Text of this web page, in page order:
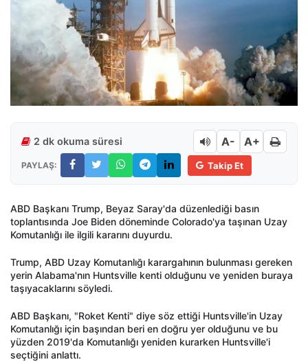
2 dk okuma süresi A- A+
PAYLAŞ: Takip Et
ABD Başkanı Trump, Beyaz Saray'da düzenlediği basın
toplantısında Joe Biden döneminde Colorado'ya taşınan Uzay
Komutanlığı ile ilgili kararını duyurdu.
Trump, ABD Uzay Komutanlığı karargahının bulunması gereken
yerin Alabama'nın Huntsville kenti olduğunu ve yeniden buraya
taşıyacaklarını söyledi.
ABD Başkanı, "Roket Kenti" diye söz ettiği Huntsville'in Uzay
Komutanlığı için başından beri en doğru yer olduğunu ve bu
yüzden 2019'da Komutanlığı yeniden kurarken Huntsville'i
seçtiğini anlattı.